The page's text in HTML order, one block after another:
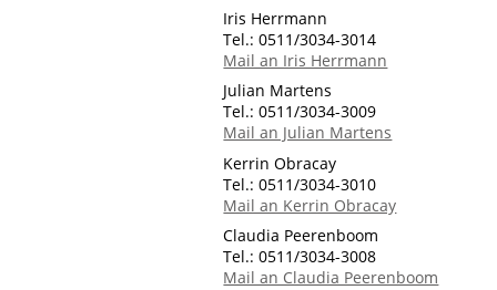
Iris Herrmann
Tel.: 0511/3034-3014
Mail an Iris Herrmann
Julian Martens
Tel.: 0511/3034-3009
Mail an Julian Martens
Kerrin Obracay
Tel.: 0511/3034-3010
Mail an Kerrin Obracay
Claudia Peerenboom
Tel.: 0511/3034-3008
Mail an Claudia Peerenboom